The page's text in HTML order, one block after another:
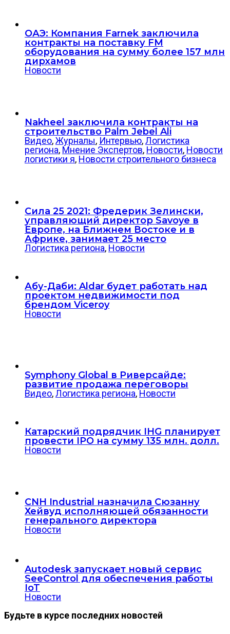
ОАЭ: Компания Farnek заключила
контракты на поставку FM
оборудования на сумму более 157 млн
дирхамов
Новости
Nakheel заключила контракты на
строительство Palm Jebel Ali
Видео,Журналы, Интервью,Логистика
региона, Мнение Экспертов, Новости, Новости
логистики я, Новости строительного бизнеса
Сила 25 2021: Фредерик Зелински,
управляющий директор Savoye в
Европе, на Ближнем Востоке и в
Африке, занимает 25 место
Логистика региона, Новости
Абу-Даби: Aldar будет работать над
проектом недвижимости под
брендом Viceroy
Новости
Symphony Global в Риверсайде:
развитие продажа переговоры
Видео,Логистика региона, Новости
Катарский подрядчик IHG планирует
провести IPO на сумму 135 млн. долл.
Новости
CNH Industrial назначила Сюзанну
Хейвуд исполняющей обязанности
генерального директора
Новости
Autodesk запускает новый сервис
SeeControl для обеспечения работы
IoT
Новости
Будьте в курсе последних новостей